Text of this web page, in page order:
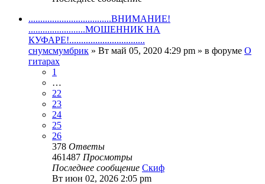
...................................ВНИМАНИЕ!
........................МОШЕННИК НА
КУФАРЕ!................................
снумсмумбрик » Вт май 05, 2020 4:29 pm » в форуме О
гитарах
1
…
22
23
24
25
26
378 Ответы
461487 Просмотры
Последнее сообщение Скиф
Вт июн 02, 2026 2:05 pm